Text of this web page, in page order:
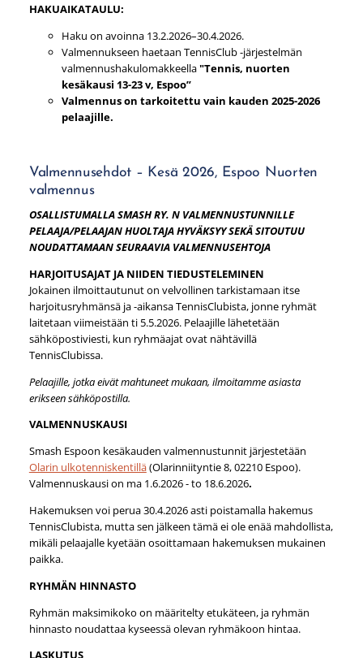
HAKUAIKATAULU:
Haku on avoinna 13.2.2026–30.4.2026.
Valmennukseen haetaan TennisClub -järjestelmän
valmennushakulomakkeella"Tennis, nuorten
kesäkausi 13-23 v, Espoo”
Valmennus on tarkoitettu vain kauden 2025-2026
pelaajille.
Valmennusehdot – Kesä 2026, Espoo Nuorten
valmennus
OSALLISTUMALLA SMASH RY. N VALMENNUSTUNNILLE
PELAAJA/PELAAJAN HUOLTAJA HYVÄKSYY SEKÄ SITOUTUU
NOUDATTAMAAN SEURAAVIA VALMENNUSEHTOJA
HARJOITUSAJAT JA NIIDEN TIEDUSTELEMINEN
Jokainen ilmoittautunut on velvollinen tarkistamaan itse
harjoitusryhmänsä ja -aikansa TennisClubista, jonne ryhmät
laitetaan viimeistään ti 5.5.2026. Pelaajille lähetetään
sähköpostiviesti, kun ryhmäajat ovat nähtävillä
TennisClubissa.
Pelaajille, jotka eivät mahtuneet mukaan, ilmoitamme asiasta
erikseen sähköpostilla.
VALMENNUSKAUSI
Smash Espoon kesäkauden valmennustunnit järjestetään
Olarin ulkotenniskentillä(Olarinniityntie 8, 02210 Espoo).
Valmennuskausi on ma 1.6.2026 - to 18.6.2026.
Hakemuksen voi perua 30.4.2026 asti poistamalla hakemus
TennisClubista, mutta sen jälkeen tämä ei ole enää mahdollista,
mikäli pelaajalle kyetään osoittamaan hakemuksen mukainen
paikka.
RYHMÄN HINNASTO
Ryhmän maksimikoko on määritelty etukäteen, ja ryhmän
hinnasto noudattaa kyseessä olevan ryhmäkoon hintaa.
LASKUTUS